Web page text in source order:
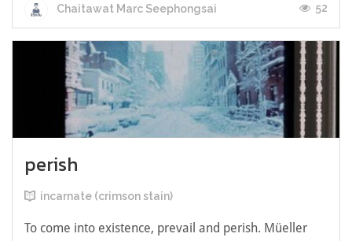
Chaitawat Marc Seephongsai 52
perish
incarnate (crimson stain)
To come into existence, prevail and perish. Müeller